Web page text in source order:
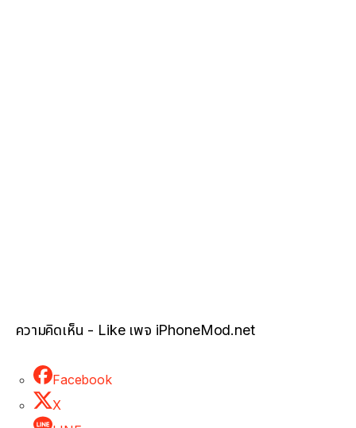
ความคิดเห็น - Like เพจ iPhoneMod.net
Facebook
X